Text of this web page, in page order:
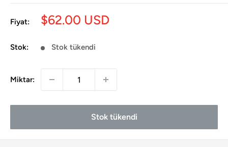
Fiyat:
İndirimli
$62.00 USD
Stok: Stok tükendi
Miktar:
Stok tükendi